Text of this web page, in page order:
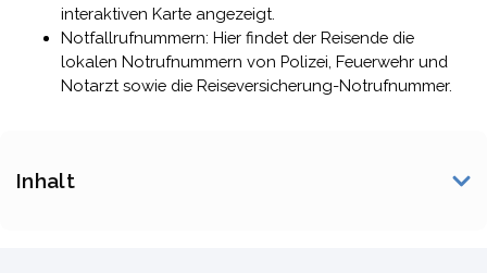
interaktiven Karte angezeigt.
Notfallrufnummern: Hier findet der Reisende die
lokalen Notrufnummern von Polizei, Feuerwehr und
Notarzt sowie die Reiseversicherung-Notrufnummer.
Inhalt